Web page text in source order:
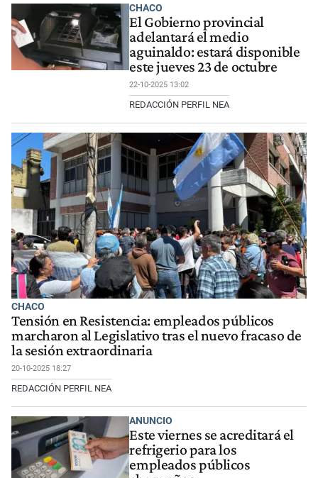
CHACO
El Gobierno provincial
adelantará el medio
aguinaldo: estará disponible
este jueves 23 de octubre
22-10-2025 13:02
REDACCIÓN PERFIL NEA
CHACO
Tensión en Resistencia: empleados públicos
marcharon al Legislativo tras el nuevo fracaso de
la sesión extraordinaria
20-10-2025 18:27
REDACCIÓN PERFIL NEA
ANUNCIO
Este viernes se acreditará el
refrigerio para los
empleados públicos